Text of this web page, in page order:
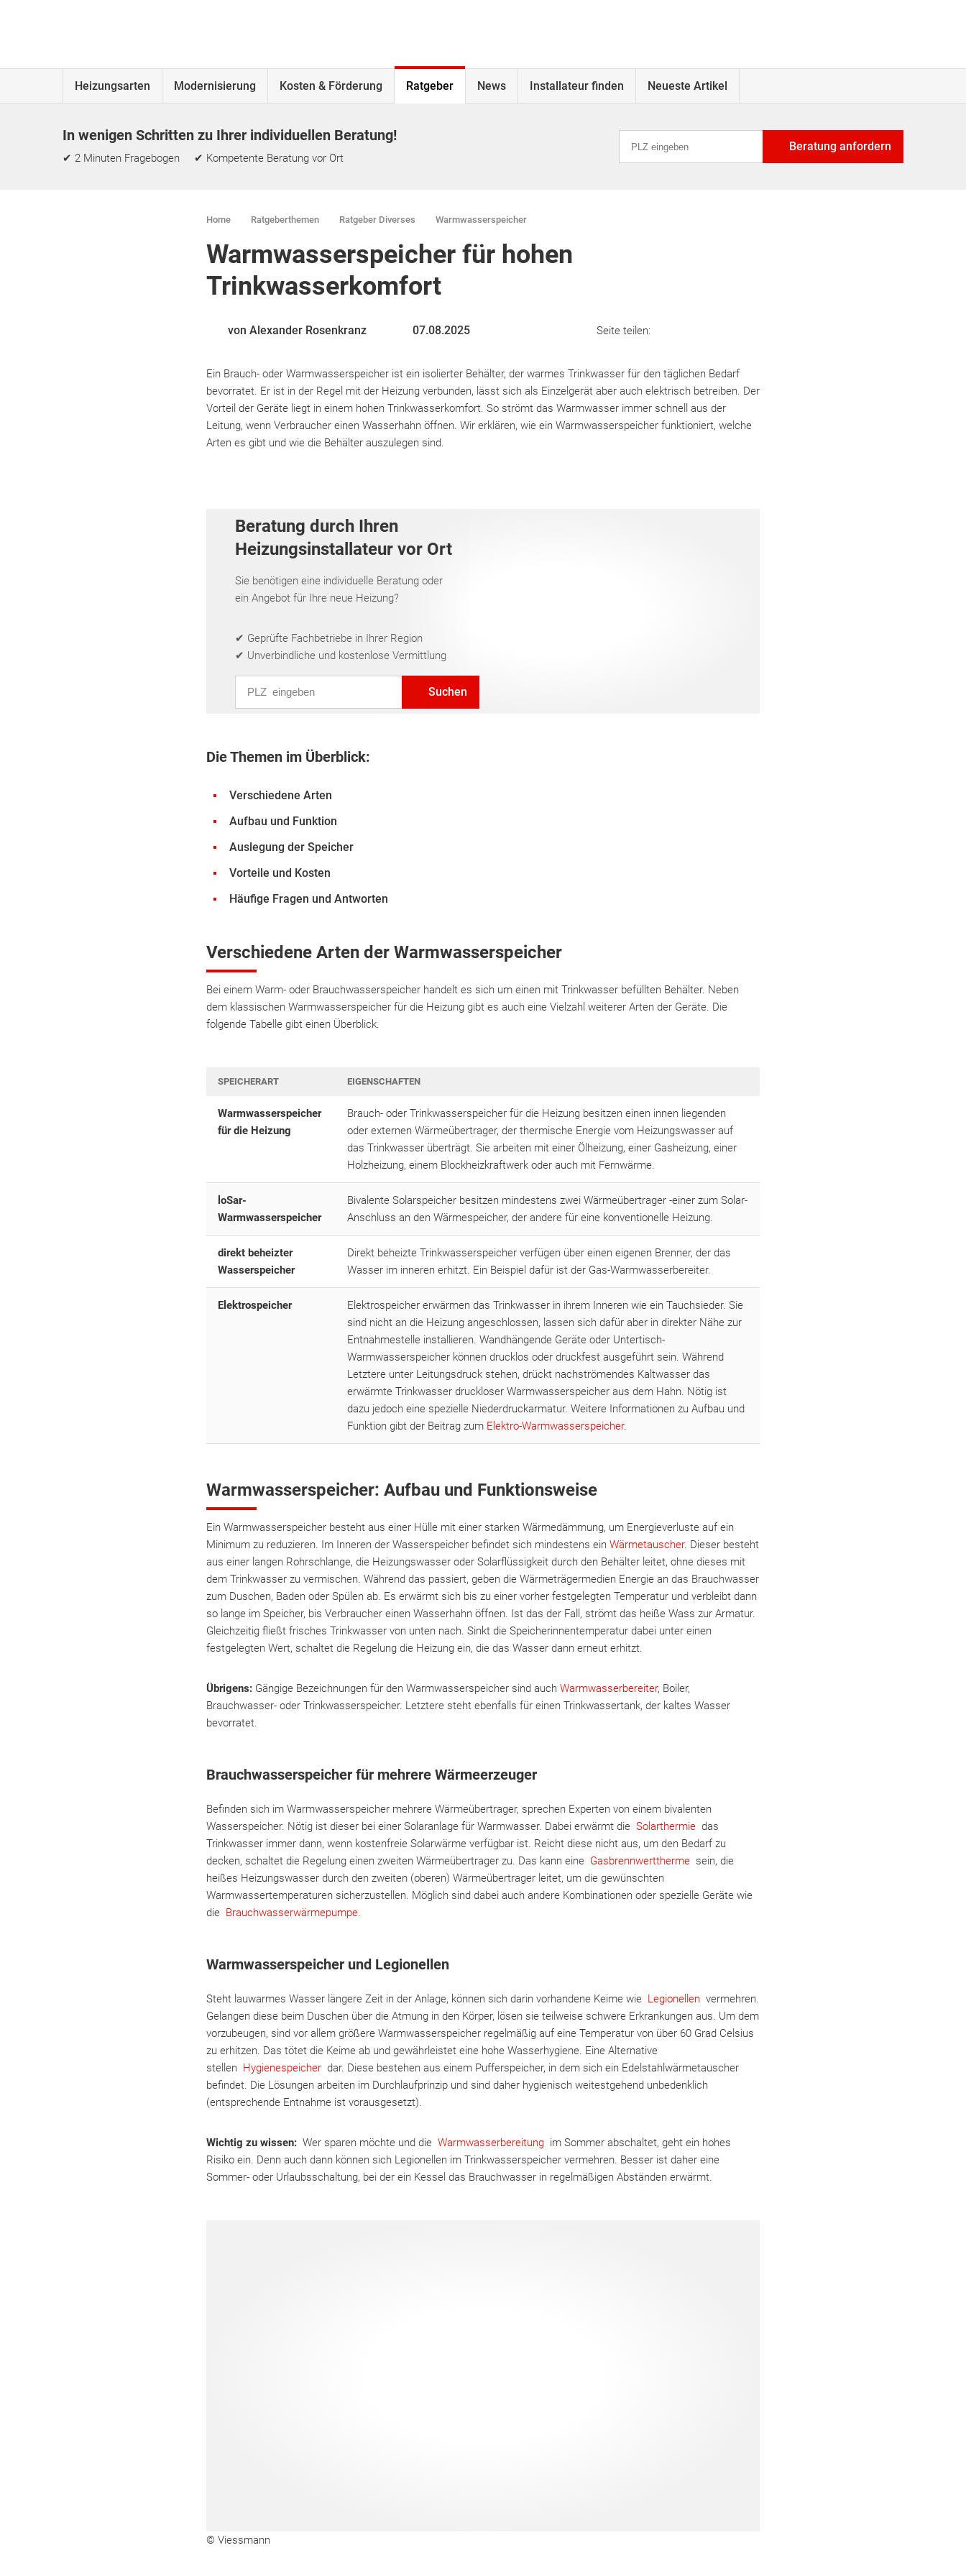
Heizungsarten Modernisierung Kosten & Förderung Ratgeber News Installateur finden Neueste Artikel
In wenigen Schritten zu Ihrer individuellen Beratung!
✔ 2 Minuten Fragebogen ✔ Kompetente Beratung vor Ort
Beratung anfordern
Home Ratgeberthemen Ratgeber Diverses Warmwasserspeicher
Warmwasserspeicher für hohen
Trinkwasserkomfort
von Alexander Rosenkranz 07.08.2025 Seite teilen:
Ein Brauch- oder Warmwasserspeicher ist ein isolierter Behälter, der warmes Trinkwasser für den täglichen Bedarf
bevorratet. Er ist in der Regel mit der Heizung verbunden, lässt sich als Einzelgerät aber auch elektrisch betreiben. Der
Vorteil der Geräte liegt in einem hohen Trinkwasserkomfort. So strömt das Warmwasser immer schnell aus der
Leitung, wenn Verbraucher einen Wasserhahn öffnen. Wir erklären, wie ein Warmwasserspeicher funktioniert, welche
Arten es gibt und wie die Behälter auszulegen sind.
Beratung durch Ihren
Heizungsinstallateur vor Ort
Sie benötigen eine individuelle Beratung oder
ein Angebot für Ihre neue Heizung?
✔ Geprüfte Fachbetriebe in Ihrer Region
✔ Unverbindliche und kostenlose Vermittlung
Suchen
Die Themen im Überblick:
Verschiedene Arten
Aufbau und Funktion
Auslegung der Speicher
Vorteile und Kosten
Häufige Fragen und Antworten
Verschiedene Arten der Warmwasserspeicher
Bei einem Warm- oder Brauchwasserspeicher handelt es sich um einen mit Trinkwasser befüllten Behälter. Neben
dem klassischen Warmwasserspeicher für die Heizung gibt es auch eine Vielzahl weiterer Arten der Geräte. Die
folgende Tabelle gibt einen Überblick.
SPEICHERART EIGENSCHAFTEN
Warmwasserspeicher
für die Heizung
Brauch- oder Trinkwasserspeicher für die Heizung besitzen einen innen liegenden
oder externen Wärmeübertrager, der thermische Energie vom Heizungswasser auf
das Trinkwasser überträgt. Sie arbeiten mit einer Ölheizung, einer Gasheizung, einer
Holzheizung, einem Blockheizkraftwerk oder auch mit Fernwärme.
loSar-
Warmwasserspeicher
Bivalente Solarspeicher besitzen mindestens zwei Wärmeübertrager -einer zum Solar-
Anschluss an den Wärmespeicher, der andere für eine konventionelle Heizung.
direkt beheizter
Wasserspeicher
Direkt beheizte Trinkwasserspeicher verfügen über einen eigenen Brenner, der das
Wasser im inneren erhitzt. Ein Beispiel dafür ist der Gas-Warmwasserbereiter.
Elektrospeicher
Elektrospeicher erwärmen das Trinkwasser in ihrem Inneren wie ein Tauchsieder. Sie
sind nicht an die Heizung angeschlossen, lassen sich dafür aber in direkter Nähe zur
Entnahmestelle installieren. Wandhängende Geräte oder Untertisch-
Warmwasserspeicher können drucklos oder druckfest ausgeführt sein. Während
Letztere unter Leitungsdruck stehen, drückt nachströmendes Kaltwasser das
erwärmte Trinkwasser druckloser Warmwasserspeicher aus dem Hahn. Nötig ist
dazu jedoch eine spezielle Niederdruckarmatur. Weitere Informationen zu Aufbau und
Funktion gibt der Beitrag zum Elektro-Warmwasserspeicher.
Warmwasserspeicher: Aufbau und Funktionsweise
Ein Warmwasserspeicher besteht aus einer Hülle mit einer starken Wärmedämmung, um Energieverluste auf ein
Minimum zu reduzieren. Im Inneren der Wasserspeicher befindet sich mindestens ein Wärmetauscher. Dieser besteht
aus einer langen Rohrschlange, die Heizungswasser oder Solarflüssigkeit durch den Behälter leitet, ohne dieses mit
dem Trinkwasser zu vermischen. Während das passiert, geben die Wärmeträgermedien Energie an das Brauchwasser
zum Duschen, Baden oder Spülen ab. Es erwärmt sich bis zu einer vorher festgelegten Temperatur und verbleibt dann
so lange im Speicher, bis Verbraucher einen Wasserhahn öffnen. Ist das der Fall, strömt das heiße Wass zur Armatur.
Gleichzeitig fließt frisches Trinkwasser von unten nach. Sinkt die Speicherinnentemperatur dabei unter einen
festgelegten Wert, schaltet die Regelung die Heizung ein, die das Wasser dann erneut erhitzt.
Übrigens: Gängige Bezeichnungen für den Warmwasserspeicher sind auch Warmwasserbereiter, Boiler,
Brauchwasser- oder Trinkwasserspeicher. Letztere steht ebenfalls für einen Trinkwassertank, der kaltes Wasser
bevorratet.
Brauchwasserspeicher für mehrere Wärmeerzeuger
Befinden sich im Warmwasserspeicher mehrere Wärmeübertrager, sprechen Experten von einem bivalenten
Wasserspeicher. Nötig ist dieser bei einer Solaranlage für Warmwasser. Dabei erwärmt die Solarthermie das
Trinkwasser immer dann, wenn kostenfreie Solarwärme verfügbar ist. Reicht diese nicht aus, um den Bedarf zu
decken, schaltet die Regelung einen zweiten Wärmeübertrager zu. Das kann eine Gasbrennwerttherme sein, die
heißes Heizungswasser durch den zweiten (oberen) Wärmeübertrager leitet, um die gewünschten
Warmwassertemperaturen sicherzustellen. Möglich sind dabei auch andere Kombinationen oder spezielle Geräte wie
die Brauchwasserwärmepumpe.
Warmwasserspeicher und Legionellen
Steht lauwarmes Wasser längere Zeit in der Anlage, können sich darin vorhandene Keime wie Legionellen vermehren.
Gelangen diese beim Duschen über die Atmung in den Körper, lösen sie teilweise schwere Erkrankungen aus. Um dem
vorzubeugen, sind vor allem größere Warmwasserspeicher regelmäßig auf eine Temperatur von über 60 Grad Celsius
zu erhitzen. Das tötet die Keime ab und gewährleistet eine hohe Wasserhygiene. Eine Alternative
stellen Hygienespeicher dar. Diese bestehen aus einem Pufferspeicher, in dem sich ein Edelstahlwärmetauscher
befindet. Die Lösungen arbeiten im Durchlaufprinzip und sind daher hygienisch weitestgehend unbedenklich
(entsprechende Entnahme ist vorausgesetzt).
Wichtig zu wissen: Wer sparen möchte und die Warmwasserbereitung im Sommer abschaltet, geht ein hohes
Risiko ein. Denn auch dann können sich Legionellen im Trinkwasserspeicher vermehren. Besser ist daher eine
Sommer- oder Urlaubsschaltung, bei der ein Kessel das Brauchwasser in regelmäßigen Abständen erwärmt.
© Viessmann